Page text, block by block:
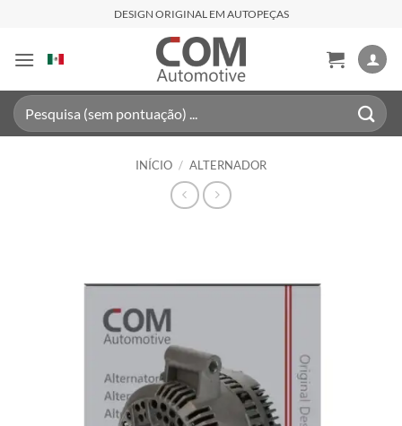
content
DESIGN ORIGINAL EM AUTOPEÇAS
Pesquisar
por:
INÍCIO / ALTERNADOR